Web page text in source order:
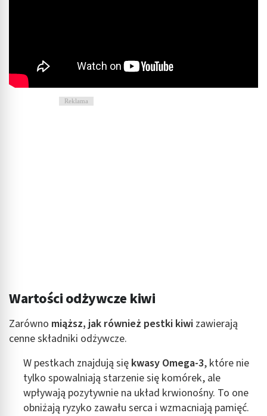
Reklama
Wartości odżywcze kiwi
Zarówno miąższ, jak również pestki kiwi zawierają
cenne składniki odżywcze.
W pestkach znajdują się kwasy Omega-3, które nie
tylko spowalniają starzenie się komórek, ale
wpływają pozytywnie na układ krwionośny. To one
obniżają ryzyko zawału serca i wzmacniają pamięć.